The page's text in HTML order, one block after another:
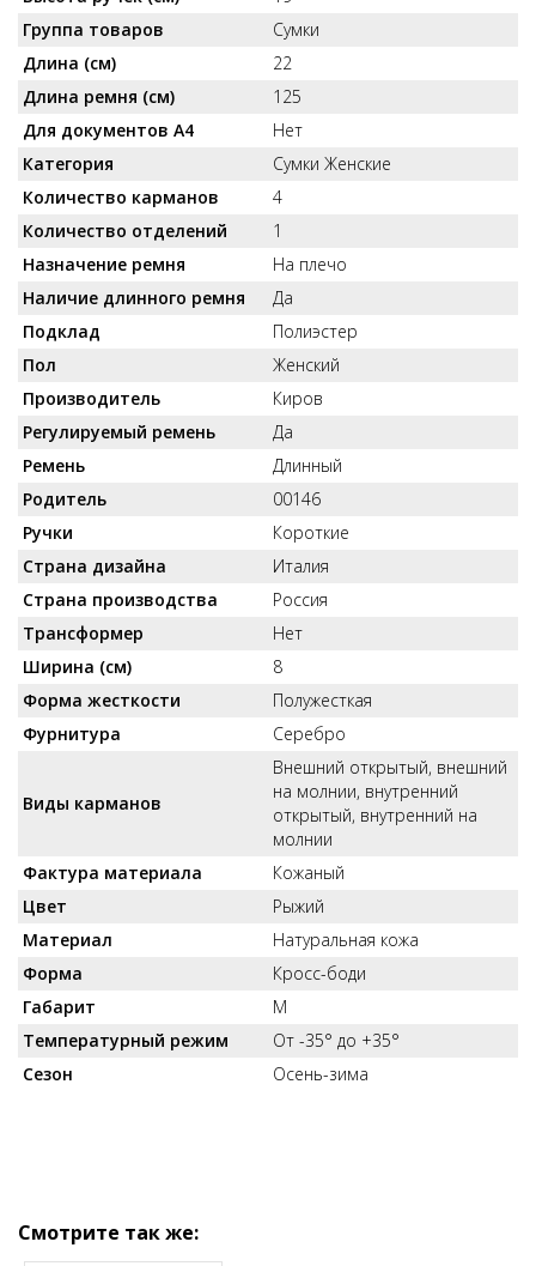
Группа товаров
Сумки
Длина (см)
22
Длина ремня (см)
125
Для документов А4
Нет
Категория
Сумки Женские
Количество карманов
4
Количество отделений
1
Назначение ремня
На плечо
Наличие длинного ремня
Да
Подклад
Полиэстер
Пол
Женский
Производитель
Киров
Регулируемый ремень
Да
Ремень
Длинный
Родитель
00146
Ручки
Короткие
Страна дизайна
Италия
Страна производства
Россия
Трансформер
Нет
Ширина (см)
8
Форма жесткости
Полужесткая
Фурнитура
Серебро
Виды карманов
Внешний открытый, внешний
на молнии, внутренний
открытый, внутренний на
молнии
Фактура материала
Кожаный
Цвет
Рыжий
Материал
Натуральная кожа
Форма
Кросс-боди
Габарит
M
Температурный режим
От -35° до +35°
Сезон
Осень-зима
Смотрите так же: